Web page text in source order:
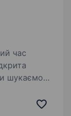
шукаємо
прагнете